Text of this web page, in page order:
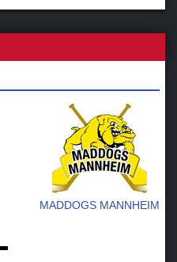
MADDOGS MANNHEIM